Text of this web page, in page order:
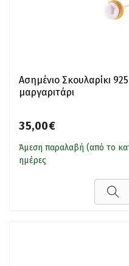
Ασημένιο Σκουλαρίκι
μαργαριτάρι
35,00€
Άμεση παραλαβή (από το
ημέρες